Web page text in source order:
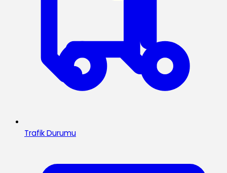
Trafik Durumu